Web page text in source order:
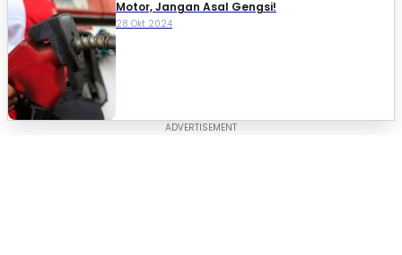
Motor, Jangan Asal Gengsi!
28 Okt 2024